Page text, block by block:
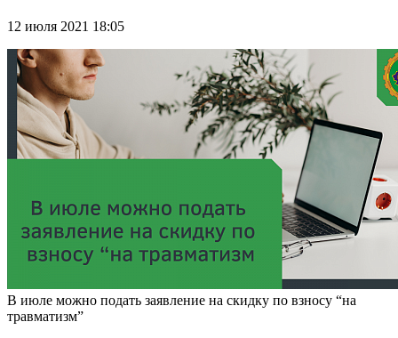
12 июля 2021 18:05
В июле можно подать заявление на скидку по взносу “на
травматизм”